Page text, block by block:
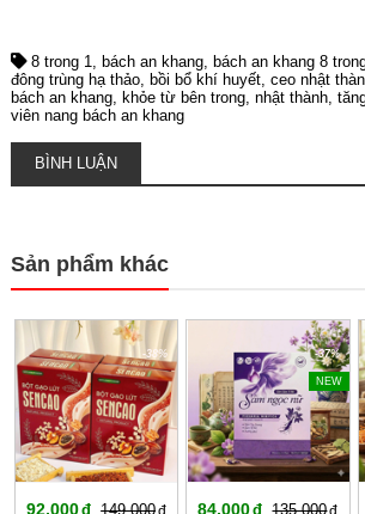
8 trong 1 bách an khang bách an khang 8
đông trùng hạ thảo bồi bổ khí huyết ceo nhật
bách an khang khỏe từ bên trong nhật thành
viên nang bách an khang
BÌNH LUẬN
Sản phẩm khác
-38%
92,000 149,000
-37%
NEW
84,000 135,000